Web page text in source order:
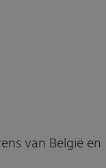
van België en